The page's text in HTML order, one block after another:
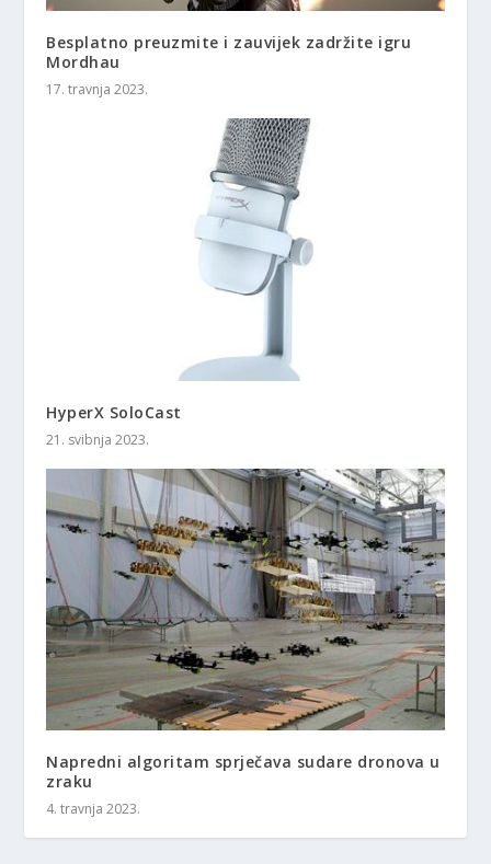
Besplatno preuzmite i zauvijek zadržite igru ​​
Mordhau
17. travnja 2023.
HyperX SoloCast
21. svibnja 2023.
Napredni algoritam sprječava sudare dronova u
zraku
4. travnja 2023.